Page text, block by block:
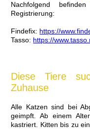
Nachfolgend
Registrierung:
Findefix: https://
Tasso: https://
Diese Tiere
Zuhause
Alle Katzen sind bei
geimpft. Ab einem
kastriert. Kitten bis zu